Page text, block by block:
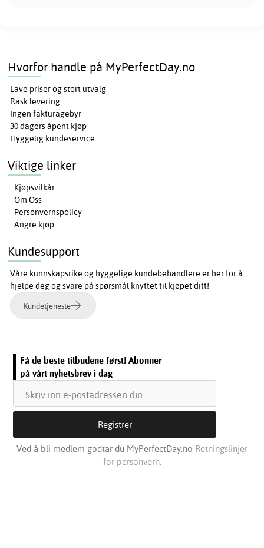
Hvorfor handle på MyPerfectDay.no
Lave priser og stort utvalg
Rask levering
Ingen fakturagebyr
30 dagers åpent kjøp
Hyggelig kundeservice
Viktige linker
Kjøpsvilkår
Om Oss
Personvernspolicy
Angre kjøp
Kundesupport
Våre kunnskapsrike og hyggelige kundebehandlere er her for å
hjelpe deg og svare på spørsmål knyttet til kjøpet ditt!
Kundetjeneste
Få de beste tilbudene først! Abonner
på vårt nyhetsbrev i dag
Ved å bli medlem godtar du MyPerfectDay.no Retningslinjer
for personvern.